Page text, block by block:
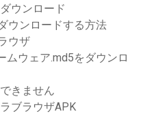
ウンロード
ウンロードする方法
ウザ
ムウェア.md5をダウンロ
きません
ブラウザAPK